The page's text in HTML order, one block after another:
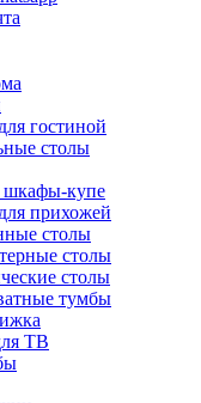
гостиной
столы
купе
прихожей
столы
столы
столы
тумбы
ТВ